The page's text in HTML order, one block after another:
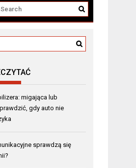
migająca lub
gdy auto nie
sprawdzą się